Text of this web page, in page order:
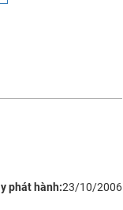
phát hành:23/10/2006